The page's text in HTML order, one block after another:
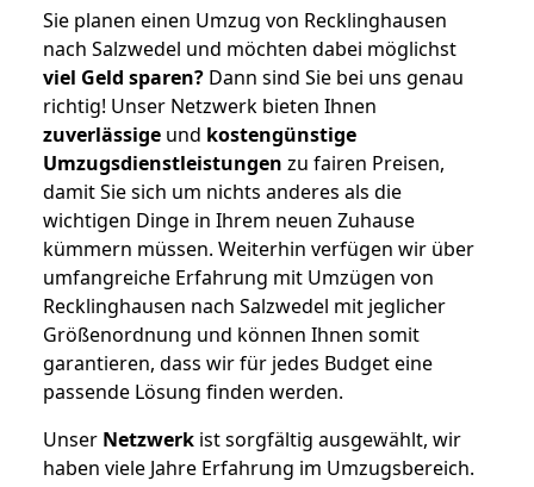
Sie planen einen Umzug von Recklinghausen
nach Salzwedel und möchten dabei möglichst
viel Geld sparen? Dann sind Sie bei uns genau
richtig! Unser Netzwerk bieten Ihnen
zuverlässige und kostengünstige
Umzugsdienstleistungen zu fairen Preisen,
damit Sie sich um nichts anderes als die
wichtigen Dinge in Ihrem neuen Zuhause
kümmern müssen. Weiterhin verfügen wir über
umfangreiche Erfahrung mit Umzügen von
Recklinghausen nach Salzwedel mit jeglicher
Größenordnung und können Ihnen somit
garantieren, dass wir für jedes Budget eine
passende Lösung finden werden.
Unser Netzwerk ist sorgfältig ausgewählt, wir
haben viele Jahre Erfahrung im Umzugsbereich.